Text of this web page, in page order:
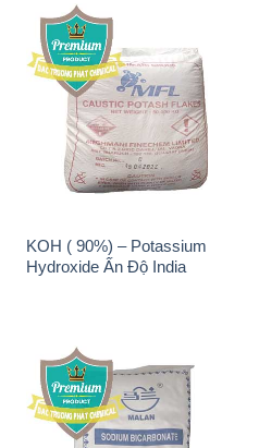
KOH ( 90%) – Potassium
Hydroxide Ấn Độ India